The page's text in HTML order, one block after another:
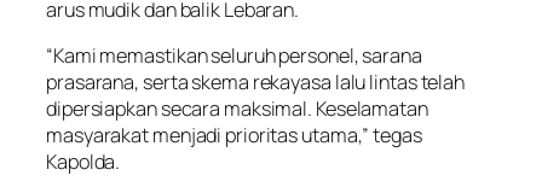
arus mudik dan balik Lebaran.
“Kami memastikan seluruh personel, sarana
prasarana, serta skema rekayasa lalu lintas telah
dipersiapkan secara maksimal. Keselamatan
masyarakat menjadi prioritas utama,” tegas
Kapolda.